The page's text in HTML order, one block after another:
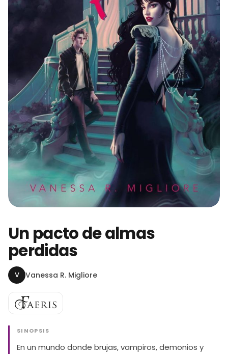
Un pacto de almas
perdidas
V Vanessa R. Migliore
SINOPSIS
En un mundo donde brujas, vampiros, demonios y